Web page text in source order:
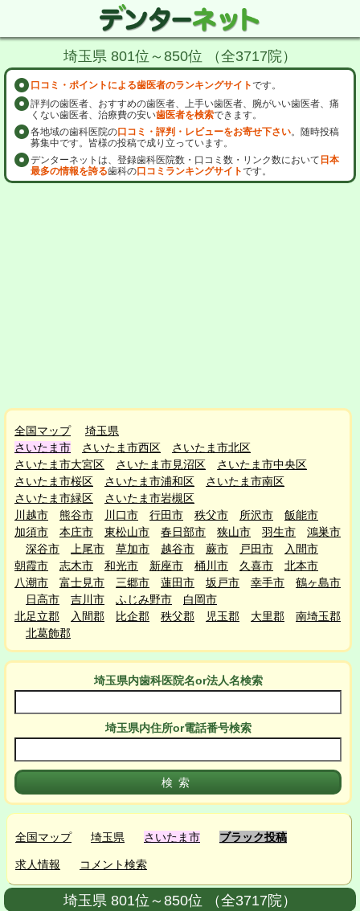
埼玉県 801位～850位 （全3717院）
口コミ・ポイントによる歯医者のランキングサイトです。
評判の歯医者、おすすめの歯医者、上手い歯医者、腕がいい歯医者、痛
くない歯医者、治療費の安い歯医者を検索できます。
各地域の歯科医院の口コミ・評判・レビューをお寄せ下さい。随時投稿
募集中です。皆様の投稿で成り立っています。
デンターネットは、登録歯科医院数・口コミ数・リンク数において 日本
最多の情報を誇る歯科の口コミランキングサイトです。
全国マップ
埼玉県
さいたま市
さいたま市西区
さいたま市北区
さいたま市大宮区
さいたま市見沼区
さいたま市中央区
さいたま市桜区
さいたま市浦和区
さいたま市南区
さいたま市緑区
さいたま市岩槻区
川越市
熊谷市 川口市 行田市 秩父市 所沢市
飯能市
加須市
本庄市 東松山市 春日部市 狭山市 羽生市
鴻巣市
深谷市
上尾市 草加市 越谷市 蕨市 戸田市
入間市
朝霞市
志木市 和光市 新座市 桶川市 久喜市
北本市
八潮市
富士見市 三郷市 蓮田市 坂戸市 幸手市
鶴ヶ島市
日高市
吉川市 ふじみ野市
白岡市
北足立郡
入間郡 比企郡 秩父郡 児玉郡 大里郡
南埼玉郡
北葛飾郡
埼玉県内歯科医院名or法人名検索
埼玉県内住所or電話番号検索
全国マップ 埼玉県 さいたま市 ブラック投稿
求人情報 コメント検索
埼玉県 801位～850位 （全3717院）